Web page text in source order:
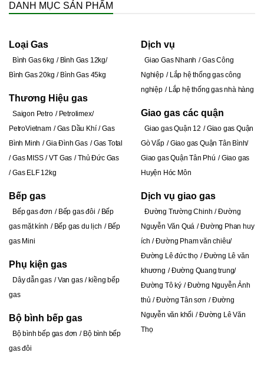
DANH MỤC SẢN PHẨM
Loại Gas
Bình Gas 6kg
Bình Gas 12kg
Bình Gas 20kg
Bình Gas 45kg
Thương Hiệu gas
Saigon Petro
Petrolimex
PetroVietnam
Gas Dầu Khí
Gas
Bình Minh
Gia Đình Gas
Gas Total
Gas MISS
VT Gas
Thủ Đức Gas
Gas ELF 12kg
Bếp gas
Bếp gas đơn Bếp gas đôi
Bếp
gas mặt kính
Bếp gas du lịch
Bếp
gas Mini
Phụ kiện gas
Dây dẫn gas Van gas
kiềng bếp
gas
Bộ bình bếp gas
Bộ bình bếp gas đơn
Bộ bình bếp
gas đôi
Dịch vụ
Giao Gas Nhanh
Gas Công
Nghiệp
Lắp hệ thống gas công
nghiệp
Lắp hệ thống gas nhà hàng
Giao gas các quận
Giao gas Quận 12
Giao gas Quận
Gò Vấp
Giao gas Quận Tân Bình
Giao gas Quận Tân Phú
Giao gas
Huyện Hóc Môn
Dịch vụ giao gas
Đường Trường Chinh Đường
Nguyễn Văn Quá
Đường Phan huy
ích
Đường Pham văn chiêu
Đường Lê đức thọ
Đường Lê văn
khương
Đường Quang trung
Đường Tô ký
Đường Nguyễn Ảnh
thủ
Đường Tân sơn
Đường
Nguyễn văn khối
Đường Lê Văn
Thọ